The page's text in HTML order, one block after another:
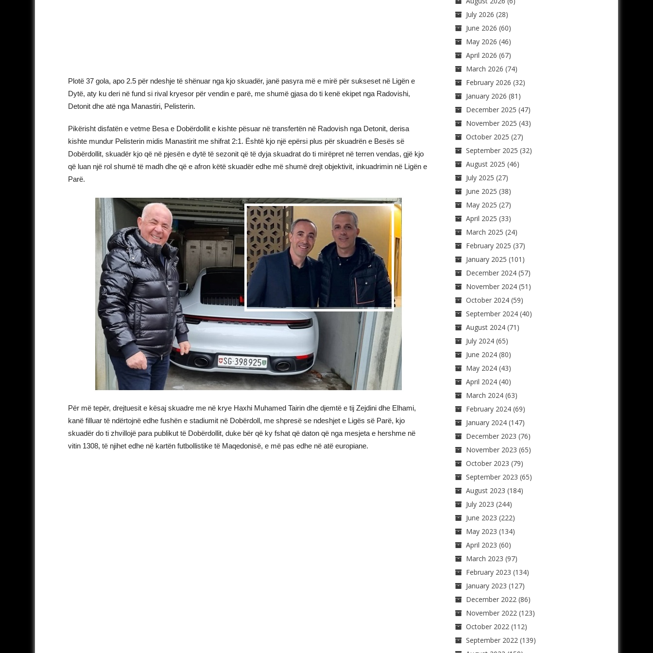
Plotë 37 gola, apo 2.5 për ndeshje të shënuar nga kjo skuadër, janë pasyra më e mirë për sukseset në Ligën e
Dytë, aty ku deri në fund si rival kryesor për vendin e parë, me shumë gjasa do ti kenë ekipet nga Radovishi,
Detonit dhe atë nga Manastiri, Pelisterin.
Pikërisht disfatën e vetme Besa e Dobërdollit e kishte pësuar në transfertën në Radovish nga Detonit, derisa
kishte mundur Pelisterin midis Manastirit me shifrat 2:1. Është kjo një epërsi plus për skuadrën e Besës së
Dobërdollit, skuadër kjo që në pjesën e dytë të sezonit që të dyja skuadrat do ti mirëpret në terren vendas, gjë kjo
që luan një rol shumë të madh dhe që e afron këtë skuadër edhe më shumë drejt objektivit, inkuadrimin në Ligën e
Parë.
Për më tepër, drejtuesit e kësaj skuadre me në krye Haxhi Muhamed Tairin dhe djemtë e tij Zejdini dhe Elhami,
kanë filluar të ndërtojnë edhe fushën e stadiumit në Dobërdoll, me shpresë se ndeshjet e Ligës së Parë, kjo
skuadër do ti zhvillojë para publikut të Dobërdollit, duke bër që ky fshat që daton që nga mesjeta e hershme në
vitin 1308, të njihet edhe në kartën futbollistike të Maqedonisë, e më pas edhe në atë europiane.
July 2026 (28)
June 2026 (60)
May 2026 (46)
April 2026 (67)
March 2026 (74)
February 2026 (32)
January 2026 (81)
December 2025 (47)
November 2025 (43)
October 2025 (27)
September 2025 (32)
August 2025 (46)
July 2025 (27)
June 2025 (38)
May 2025 (27)
April 2025 (33)
March 2025 (24)
February 2025 (37)
January 2025 (101)
December 2024(57)
November 2024(51)
October 2024(59)
September 2024(40)
August 2024(71)
July 2024(65)
June 2024(80)
May 2024(43)
April 2024(40)
March 2024(63)
February 2024(69)
January 2024(147)
December 2023 (76)
November 2023 (65)
October 2023 (79)
September 2023 (65)
August 2023 (184)
July 2023 (244)
June 2023 (222)
May 2023 (134)
April 2023 (60)
March 2023 (97)
February 2023 (134)
January 2023 (127)
December 2022(86)
November 2022(123)
October 2022(112)
September 2022(139)